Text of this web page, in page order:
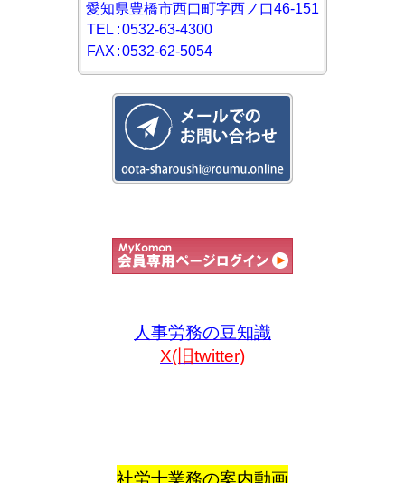
愛知県豊橋市西口町字西ノ口46-151
TEL :0532-63-4300
FAX :0532-62-5054
人事労務の豆知識
X(旧twitter)
社労士業務の案内動画